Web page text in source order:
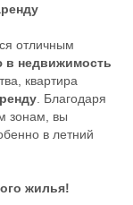
отличным
в недвижимость
квартира
. Благодаря
зонам, вы
в летний
жилья!